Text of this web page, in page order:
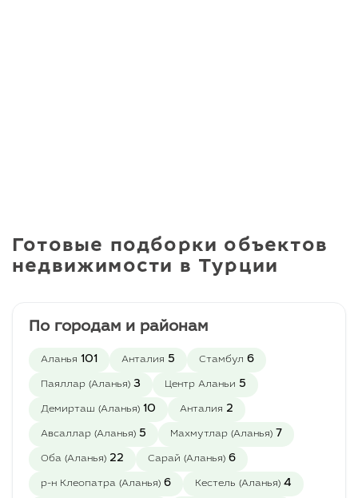
Готовые подборки объектов
недвижимости в Турции
По городам и районам
Аланья 101 Анталия 5 Стамбул 6
Паяллар (Аланья) 3 Центр Аланьи 5
Демирташ (Аланья) 10 Анталия 2
Авсаллар (Аланья) 5 Махмутлар (Аланья) 7
Оба (Аланья) 22 Сарай (Аланья) 6
р-н Клеопатра (Аланья) 6 Кестель (Аланья) 4